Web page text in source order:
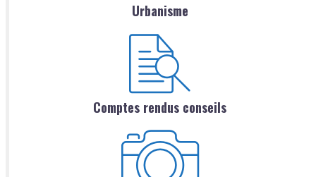
Urbanisme
Comptes rendus conseils